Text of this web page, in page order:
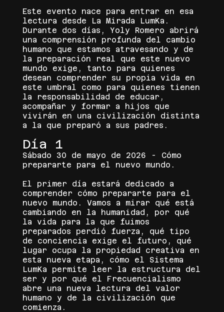
Este evento nace para entrar en esa
lectura desde La Mirada LumKa.
Durante dos días, Yoly Romero abrirá
una comprensión profunda del cambio
humano que estamos atravesando y de
la preparación real que este nuevo
mundo exige, tanto para quienes
desean comprender su propia vida en
este umbral como para quienes tienen
la responsabilidad de educar,
acompañar y formar a hijos que
vivirán en una civilización distinta
a la que preparó a sus padres.
Día 1
Sábado 30 de mayo de 2026 - Cómo
prepararte para el nuevo mundo.
El primer día estará dedicado a
comprender cómo prepararte para el
nuevo mundo. Vamos a mirar qué está
cambiando en la humanidad, por qué
la vida para la que fuimos
preparados perdió fuerza, qué tipo
de conciencia exige el futuro, qué
lugar ocupa la propiedad creativa en
esta nueva etapa, cómo el Sistema
LumKa permite leer la estructura del
ser y por qué el Frecuencialismo
abre una nueva lectura del valor
humano y de la civilización que
comienza.